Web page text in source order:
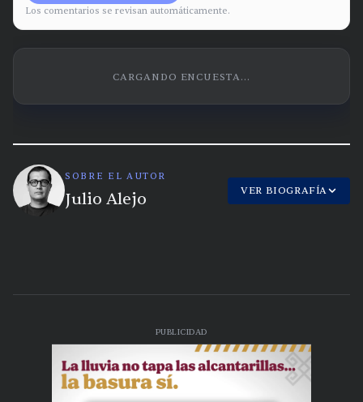
Los comentarios se revisan automáticamente.
CARGANDO ENCUESTA...
SOBRE EL AUTOR
Julio Alejo VER BIOGRAFÍA
PUBLICIDAD